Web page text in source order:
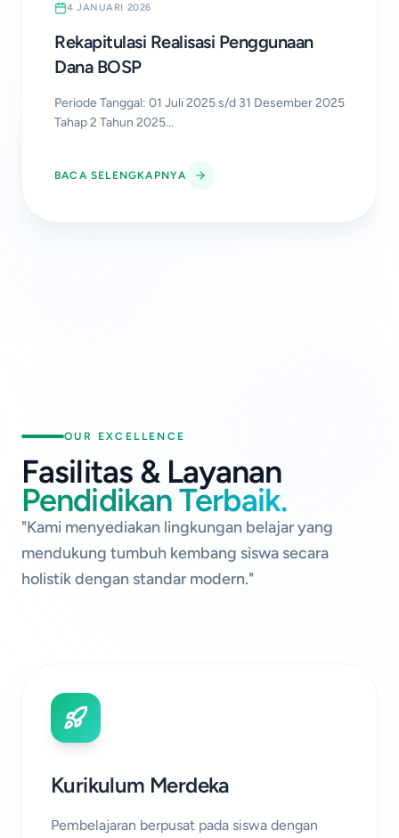
4 JANUARI 2026
Rekapitulasi Realisasi Penggunaan
Dana BOSP
Periode Tanggal: 01 Juli 2025 s/d 31 Desember 2025
Tahap 2 Tahun 2025...
BACA SELENGKAPNYA
OUR EXCELLENCE
Fasilitas & Layanan
Pendidikan Terbaik.
"Kami menyediakan lingkungan belajar yang
mendukung tumbuh kembang siswa secara
holistik dengan standar modern."
Kurikulum Merdeka
Pembelajaran berpusat pada siswa dengan